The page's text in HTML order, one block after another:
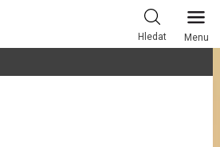
Hledat Menu